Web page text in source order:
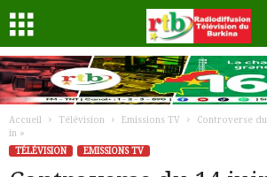
Accueil Télévision Emissions TV
Controverse
in »
TÉLÉVISION
EMISSIONS TV